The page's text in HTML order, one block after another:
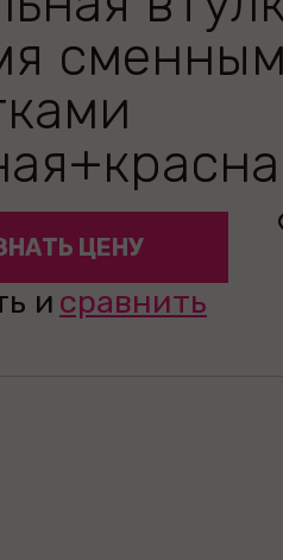
ЦЕНУ
и сравнить